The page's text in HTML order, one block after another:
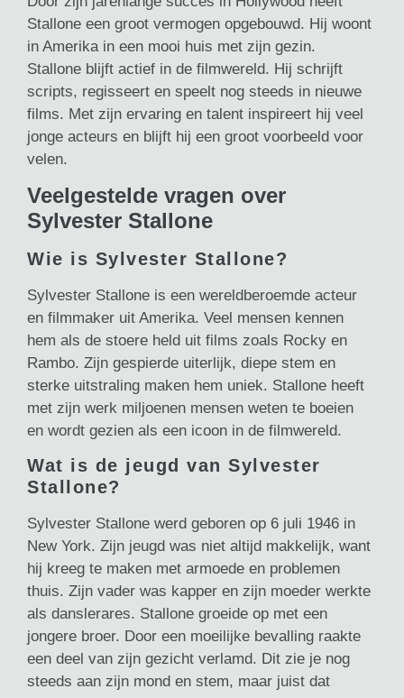
Stallone een groot vermogen opgebouwd. Hij woont
in Amerika in een mooi huis met zijn gezin.
Stallone blijft actief in de filmwereld. Hij schrijft
scripts, regisseert en speelt nog steeds in nieuwe
films. Met zijn ervaring en talent inspireert hij veel
jonge acteurs en blijft hij een groot voorbeeld voor
velen.
Veelgestelde vragen over
Sylvester Stallone
Wie is Sylvester Stallone?
Sylvester Stallone is een wereldberoemde acteur
en filmmaker uit Amerika. Veel mensen kennen
hem als de stoere held uit films zoals Rocky en
Rambo. Zijn gespierde uiterlijk, diepe stem en
sterke uitstraling maken hem uniek. Stallone heeft
met zijn werk miljoenen mensen weten te boeien
en wordt gezien als een icoon in de filmwereld.
Wat is de jeugd van Sylvester
Stallone?
Sylvester Stallone werd geboren op 6 juli 1946 in
New York. Zijn jeugd was niet altijd makkelijk, want
hij kreeg te maken met armoede en problemen
thuis. Zijn vader was kapper en zijn moeder werkte
als danslerares. Stallone groeide op met een
jongere broer. Door een moeilijke bevalling raakte
een deel van zijn gezicht verlamd. Dit zie je nog
steeds aan zijn mond en stem, maar juist dat